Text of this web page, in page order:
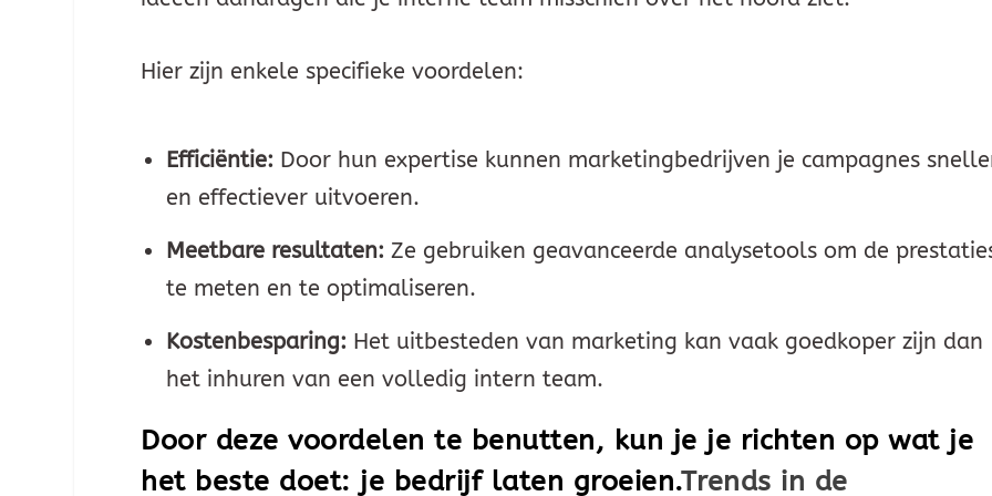
Hier zijn enkele specifieke voordelen:
Efficiëntie: Door hun expertise kunnen marketingbedrijven je campagnes
en effectiever uitvoeren.
Meetbare resultaten: Ze gebruiken geavanceerde analysetools om de
te meten en te optimaliseren.
Kostenbesparing: Het uitbesteden van marketing kan vaak goedkoper zijn dan
het inhuren van een volledig intern team.
Door deze voordelen te benutten, kun je je richten op wat je
het beste doet: je bedrijf laten groeien.Trends in de